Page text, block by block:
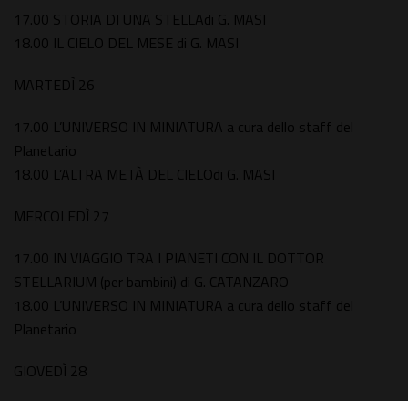
17.00 STORIA DI UNA STELLAdi G. MASI
18.00 IL CIELO DEL MESE di G. MASI
MARTEDÌ 26
17.00 L’UNIVERSO IN MINIATURA a cura dello staff del
Planetario
18.00 L’ALTRA METÀ DEL CIELOdi G. MASI
MERCOLEDÌ 27
17.00 IN VIAGGIO TRA I PIANETI CON IL DOTTOR
STELLARIUM (per bambini) di G. CATANZARO
18.00 L’UNIVERSO IN MINIATURA a cura dello staff del
Planetario
GIOVEDÌ 28